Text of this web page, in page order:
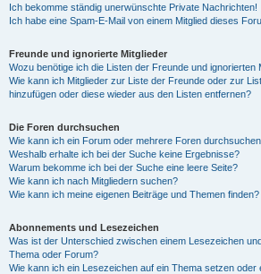
Ich bekomme ständig unerwünschte Private Nachrichten!
Ich habe eine Spam-E-Mail von einem Mitglied dieses
Freunde und ignorierte Mitglieder
Wozu benötige ich die Listen der Freunde und ignorierten
Wie kann ich Mitglieder zur Liste der Freunde oder zur
hinzufügen oder diese wieder aus den Listen entfernen?
Die Foren durchsuchen
Wie kann ich ein Forum oder mehrere Foren
Weshalb erhalte ich bei der Suche keine Ergebnisse?
Warum bekomme ich bei der Suche eine leere Seite?
Wie kann ich nach Mitgliedern suchen?
Wie kann ich meine eigenen Beiträge und Themen finden?
Abonnements und Lesezeichen
Was ist der Unterschied zwischen einem Lesezeichen
Thema oder Forum?
Wie kann ich ein Lesezeichen auf ein Thema setzen oder